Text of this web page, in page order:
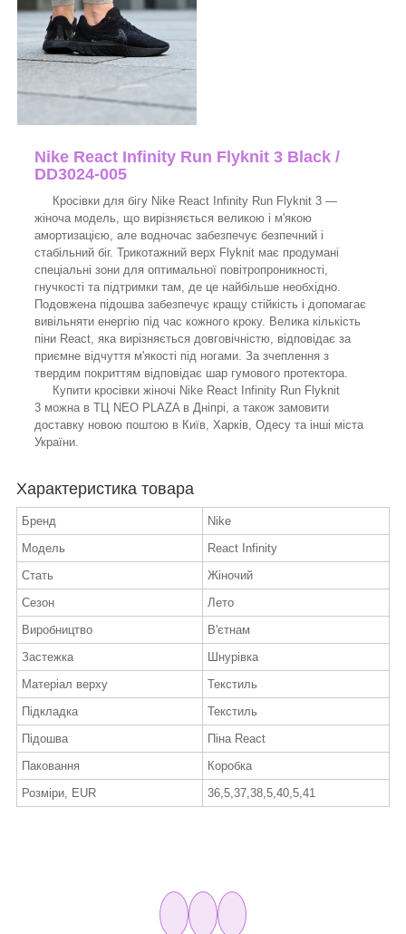
Nike React Infinity Run Flyknit 3 Black /
DD3024-005
Кросівки для бігу Nike React Infinity Run Flyknit 3 —
жіноча модель, що вирізняється великою і м'якою
амортизацією, але водночас забезпечує безпечний і
стабільний біг. Трикотажний верх Flyknit має продумані
спеціальні зони для оптимальної повітропроникності,
гнучкості та підтримки там, де це найбільше необхідно.
Подовжена підошва забезпечує кращу стійкість і допомагає
вивільняти енергію під час кожного кроку. Велика кількість
піни React, яка вирізняється довговічністю, відповідає за
приємне відчуття м'якості під ногами. За зчеплення з
твердим покриттям відповідає шар гумового протектора.
Купити кросівки жіночі Nike React Infinity Run Flyknit
3 можна в ТЦ NEO PLAZA в Дніпрі, а також замовити
доставку новою поштою в Київ, Харків, Одесу та інші міста
України.
Характеристика товара
Бренд
Nike
Модель
React Infinity
Стать
Жіночий
Сезон
Лето
Виробництво
В'єтнам
Застежка
Шнурівка
Матеріал верху
Текстиль
Підкладка
Текстиль
Підошва
Піна React
Паковання
Коробка
Розміри, EUR
36,5,37,38,5,40,5,41